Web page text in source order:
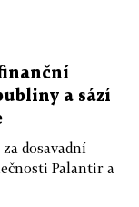
a sází
dosavadní
Palantir a